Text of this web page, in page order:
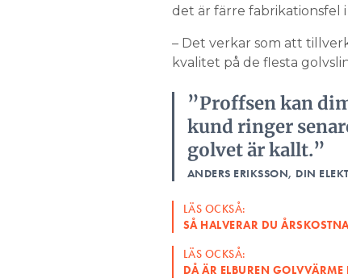
det är färre fabrikationsfel
– Det verkar som att
kvalitet på de flesta
”Proffsen kan
kund ringer
golvet är kallt.”
ANDERS ERIKSSON, DIN
LÄS OCKSÅ:
SÅ HALVERAR DU
LÄS OCKSÅ:
DÅ ÄR ELBUREN GOLVVÄRME